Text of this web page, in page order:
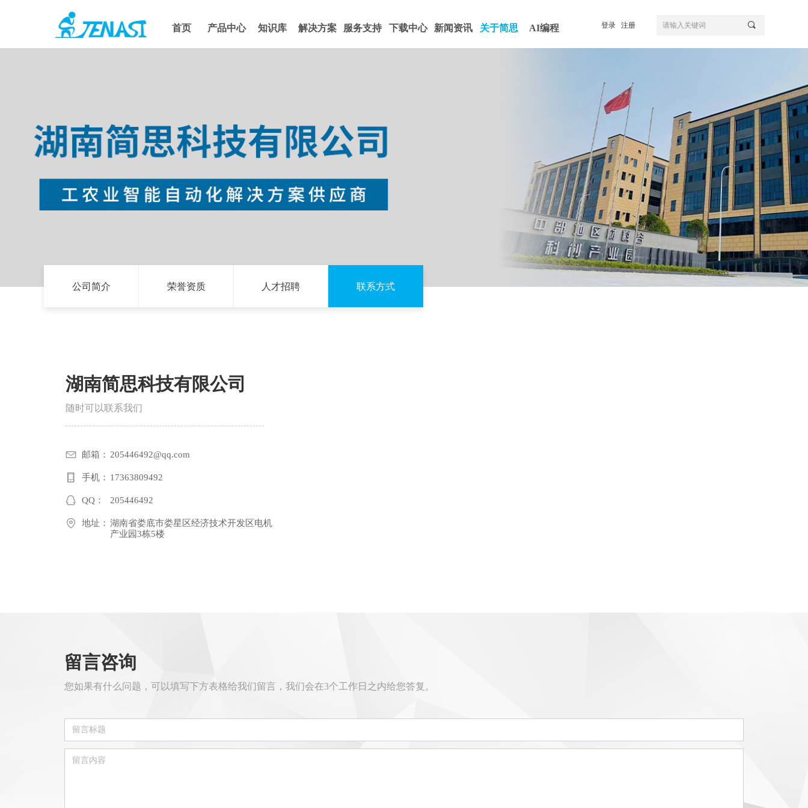
首页 产品中心 知识库 解决方案 服务支持 下载中心 新闻资讯 关于简思 AI编程 끠
登录 注册
公司简介 荣誉资质 人才招聘 联系方式
湖南简思科技有限公司
随时可以联系我们
邮箱： 205446492@qq.com
手机： 17363809492
QQ： 205446492
地址： 湖南省娄底市娄星区经济技术开发区电机
产业园3栋5楼
留言咨询
您如果有什么问题，可以填写下方表格给我们留言，我们会在3个工作日之内给您答复。